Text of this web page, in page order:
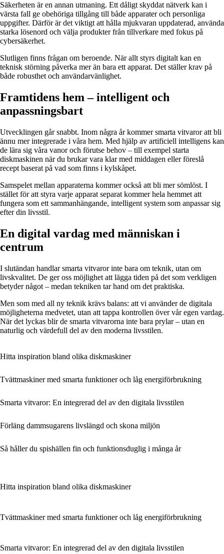
Säkerheten är en annan utmaning. Ett dåligt skyddat nätverk kan i
värsta fall ge obehöriga tillgång till både apparater och personliga
uppgifter. Därför är det viktigt att hålla mjukvaran uppdaterad, använda
starka lösenord och välja produkter från tillverkare med fokus på
cybersäkerhet.
Slutligen finns frågan om beroende. När allt styrs digitalt kan en
teknisk störning påverka mer än bara ett apparat. Det ställer krav på
både robusthet och användarvänlighet.
Framtidens hem – intelligent och
anpassningsbart
Utvecklingen går snabbt. Inom några år kommer smarta vitvaror att bli
ännu mer integrerade i våra hem. Med hjälp av artificiell intelligens kan
de lära sig våra vanor och förutse behov – till exempel starta
diskmaskinen när du brukar vara klar med middagen eller föreslå
recept baserat på vad som finns i kylskåpet.
Samspelet mellan apparaterna kommer också att bli mer sömlöst. I
stället för att styra varje apparat separat kommer hela hemmet att
fungera som ett sammanhängande, intelligent system som anpassar sig
efter din livsstil.
En digital vardag med människan i
centrum
I slutändan handlar smarta vitvaror inte bara om teknik, utan om
livskvalitet. De ger oss möjlighet att lägga tiden på det som verkligen
betyder något – medan tekniken tar hand om det praktiska.
Men som med all ny teknik krävs balans: att vi använder de digitala
möjligheterna medvetet, utan att tappa kontrollen över vår egen vardag.
När det lyckas blir de smarta vitvarorna inte bara prylar – utan en
naturlig och värdefull del av den moderna livsstilen.
Hitta inspiration bland olika diskmaskiner
Tvättmaskiner med smarta funktioner och låg energiförbrukning
Smarta vitvaror: En integrerad del av den digitala livsstilen
Förläng dammsugarens livslängd och skona miljön
Så håller du spishällen fin och funktionsduglig i många år
Hitta inspiration bland olika diskmaskiner
Tvättmaskiner med smarta funktioner och låg energiförbrukning
Smarta vitvaror: En integrerad del av den digitala livsstilen